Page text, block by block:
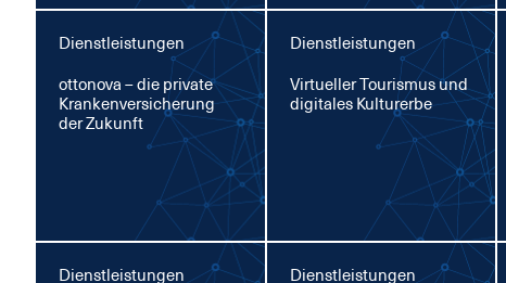
Dienstleistungen
ot­to­no­va – die pri­va­te
Kran­ken­ver­si­che­rung
der Zu­kunft
Dienstleistungen
Vir­tu­el­ler Tou­ris­mus und
di­gi­ta­les Kul­tur­er­be
Dienstleistungen
Dienstleistungen